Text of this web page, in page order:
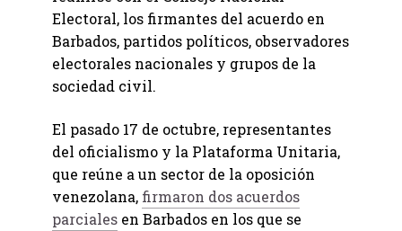
Electoral, los firmantes del acuerdo en
Barbados, partidos políticos, observadores
electorales nacionales y grupos de la
sociedad civil.
El pasado 17 de octubre, representantes
del oficialismo y la Plataforma Unitaria,
que reúne a un sector de la oposición
venezolana, firmaron dos acuerdos
parciales en Barbados en los que se